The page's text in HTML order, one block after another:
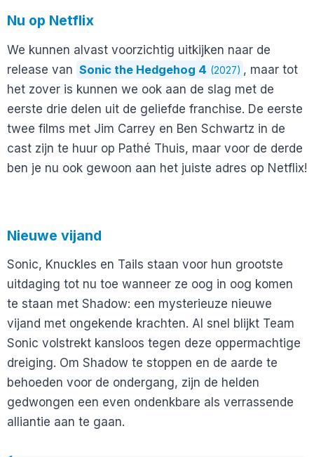
Nu op Netflix
We kunnen alvast voorzichtig uitkijken naar de
release van Sonic the Hedgehog 4 (2027) , maar tot
het zover is kunnen we ook aan de slag met de
eerste drie delen uit de geliefde franchise. De eerste
twee films met Jim Carrey en Ben Schwartz in de
cast zijn te huur op Pathé Thuis, maar voor de derde
ben je nu ook gewoon aan het juiste adres op Netflix!
Nieuwe vijand
Sonic, Knuckles en Tails staan voor hun grootste
uitdaging tot nu toe wanneer ze oog in oog komen
te staan met Shadow: een mysterieuze nieuwe
vijand met ongekende krachten. Al snel blijkt Team
Sonic volstrekt kansloos tegen deze oppermachtige
dreiging. Om Shadow te stoppen en de aarde te
behoeden voor de ondergang, zijn de helden
gedwongen een even ondenkbare als verrassende
alliantie aan te gaan.